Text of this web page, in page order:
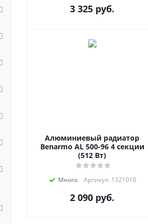
3 325 руб.
Алюминиевый радиатор
Benarmo AL 500-96 4 секции
(512 Вт)
Много Артикул: 1321010
2 090 руб.